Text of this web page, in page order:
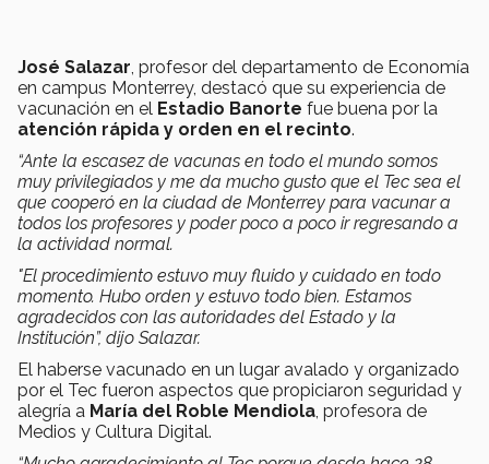
José Salazar, profesor del departamento de Economía
en campus Monterrey, destacó que su experiencia de
vacunación en el Estadio Banorte fue buena por la
atención rápida y orden en el recinto.
“Ante la escasez de vacunas en todo el mundo somos
muy privilegiados y me da mucho gusto que el Tec sea el
que cooperó en la ciudad de Monterrey para vacunar a
todos los profesores y poder poco a poco ir regresando a
la actividad normal.
"El procedimiento estuvo muy fluido y cuidado en todo
momento. Hubo orden y estuvo todo bien. Estamos
agradecidos con las autoridades del Estado y la
Institución”, dijo Salazar.
El haberse vacunado en un lugar avalado y organizado
por el Tec fueron aspectos que propiciaron seguridad y
alegría a María del Roble Mendiola, profesora de
Medios y Cultura Digital.